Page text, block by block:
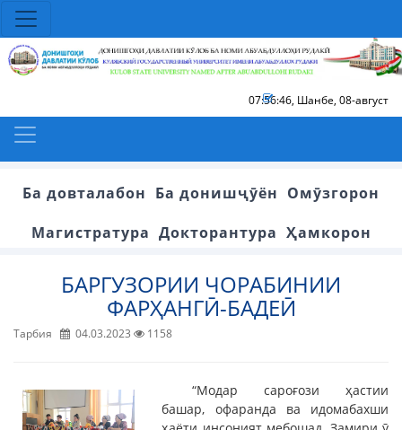
07:56:46, Шанбе, 08-август
Ба довталабон Ба донишҷӯён Омӯзгорон
Магистратура Докторантура Ҳамкорон
БАРГУЗОРИИ ЧОРАБИНИИ
ФАРҲАНГӢ-БАДЕӢ
Тарбия 04.03.2023 1158
“Модар сароғози ҳастии
башар, офаранда ва идомабахши